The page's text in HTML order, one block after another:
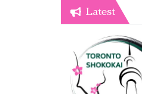
Latest
7月オープンライ
トロント生活